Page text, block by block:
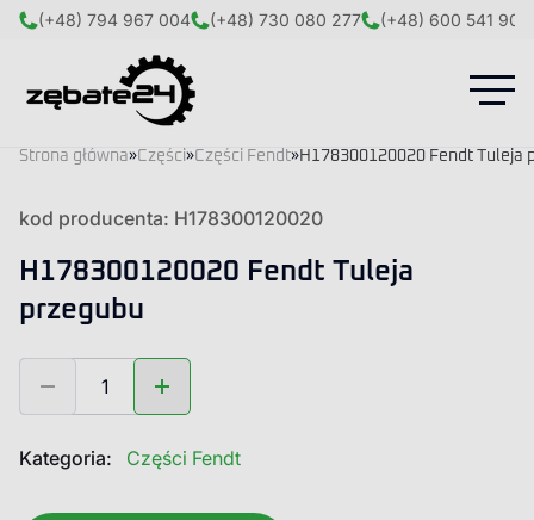
(+48) 794 967 004 (+48) 730 080 277 (+48) 600 541 908
Strona główna»Części»Części Fendt»H178300120020 Fendt Tuleja
kod producenta: H178300120020
H178300120020 Fendt Tuleja
przegubu
H178300120020
Tuleja
Kategoria: Części Fendt